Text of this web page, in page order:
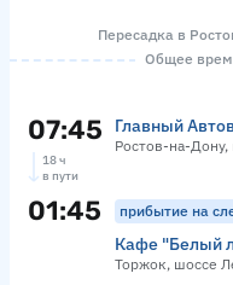
Пересадка в
Общее
07:45 Главный
Ростов-на-Дону,
18 ч
в пути
01:45 прибытие на
Кафе "Белый
Торжок, шоссе